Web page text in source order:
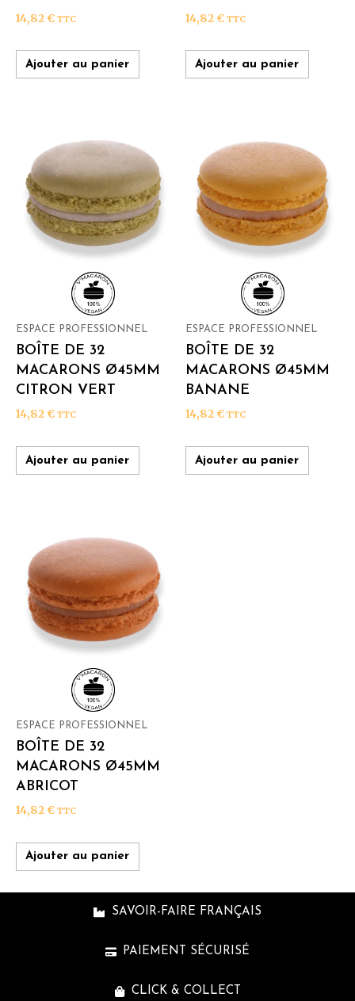
14,82 € TTC
Ajouter au panier
14,82 € TTC
Ajouter au panier
ESPACE PROFESSIONNEL
BOÎTE DE 32
MACARONS Ø45MM
CITRON VERT
14,82 € TTC
Ajouter au panier
ESPACE PROFESSIONNEL
BOÎTE DE 32
MACARONS Ø45MM
BANANE
14,82 € TTC
Ajouter au panier
ESPACE PROFESSIONNEL
BOÎTE DE 32
MACARONS Ø45MM
ABRICOT
14,82 € TTC
Ajouter au panier
SAVOIR-FAIRE FRANÇAIS
PAIEMENT SÉCURISÉ
CLICK & COLLECT